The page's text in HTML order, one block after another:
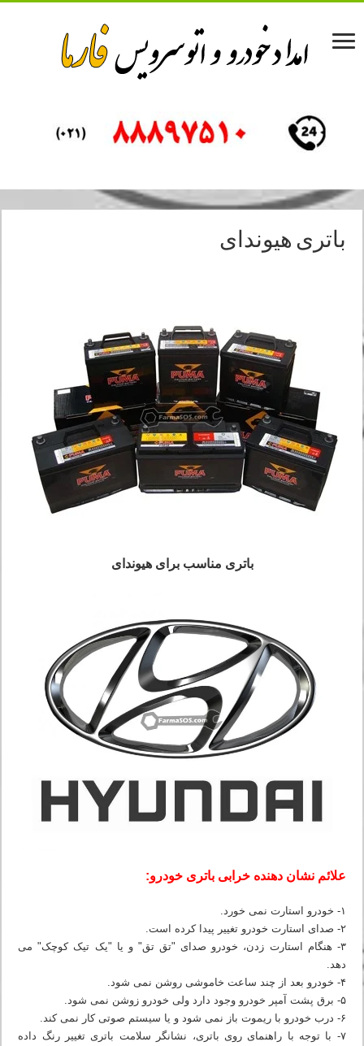
باتری هیوندای
باتری مناسب برای هیوندای
علائم نشان دهنده خرابی باتری خودرو:
۱- خودرو استارت نمی خورد.
۲- صدای استارت خودرو تغییر پیدا کرده است.
۳- هنگام استارت زدن، خودرو صدای "تق تق" و یا "یک تیک کوچک" می
دهد.
۴- خودرو بعد از چند ساعت خاموشی روشن نمی شود.
۵- برق پشت آمپر خودرو وجود دارد ولی خودرو زوشن نمی شود.
۶- درب خودرو با ریموت باز نمی شود و یا سیستم صوتی کار نمی کند.
۷- با توجه با راهنمای روی باتری، نشانگر سلامت باتری تغییر رنگ داده